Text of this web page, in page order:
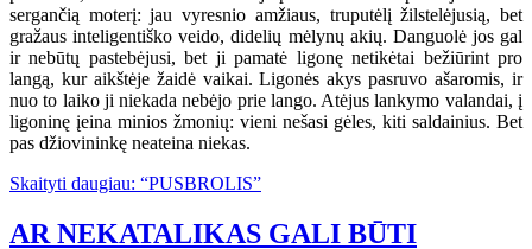
sergančią moterį: jau vyresnio amžiaus, truputėlį žilstelėjusią, bet
gražaus inteligentiško veido, didelių mėlynų akių. Danguolė jos gal
ir nebūtų pastebėjusi, bet ji pamatė ligonę netikėtai bežiūrint pro
langą, kur aikštėje žaidė vaikai. Ligonės akys pasruvo ašaromis, ir
nuo to laiko ji niekada nebėjo prie lango. Atėjus lankymo valandai, į
ligoninę įeina minios žmonių: vieni nešasi gėles, kiti saldainius. Bet
pas džiovininkę neateina niekas.
Skaityti daugiau: “PUSBROLIS”
AR NEKATALIKAS GALI BŪTI